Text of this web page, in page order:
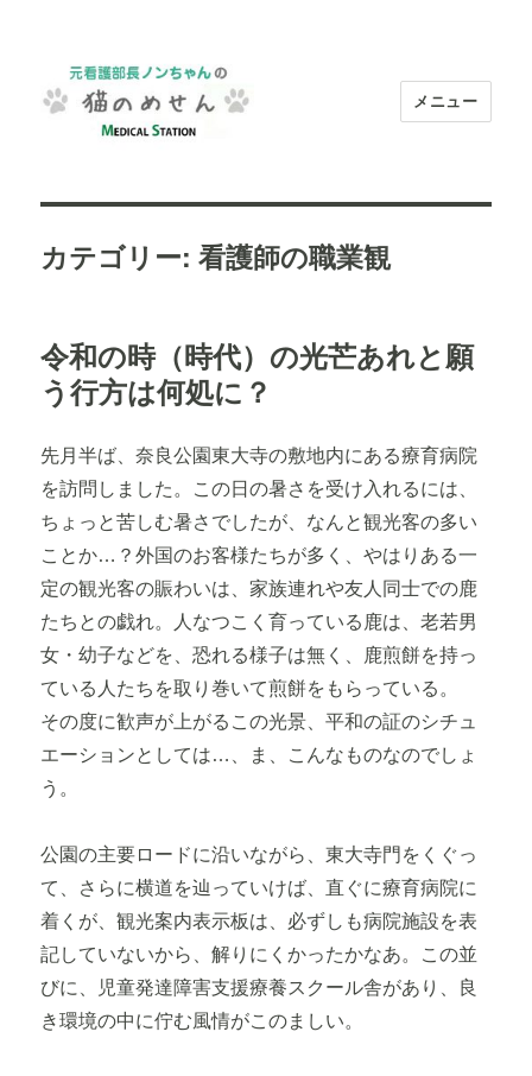
ん"｜看護師求人【メディカルステーシ
ョン】
メニュー
カテゴリー:看護師の職業観
令和の時（時代）の光芒あれと願
う行方は何処に？
先月半ば、奈良公園東大寺の敷地内にある療育病院
を訪問しました。この日の暑さを受け入れるには、
ちょっと苦しむ暑さでしたが、なんと観光客の多い
ことか…？外国のお客様たちが多く、やはりある一
定の観光客の賑わいは、家族連れや友人同士での鹿
たちとの戯れ。人なつこく育っている鹿は、老若男
女・幼子などを、恐れる様子は無く、鹿煎餅を持っ
ている人たちを取り巻いて煎餅をもらっている。
その度に歓声が上がるこの光景、平和の証のシチュ
エーションとしては…、ま、こんなものなのでしょ
う。
公園の主要ロードに沿いながら、東大寺門をくぐっ
て、さらに横道を辿っていけば、直ぐに療育病院に
着くが、観光案内表示板は、必ずしも病院施設を表
記していないから、解りにくかったかなあ。この並
びに、児童発達障害支援療養スクール舎があり、良
き環境の中に佇む風情がこのましい。